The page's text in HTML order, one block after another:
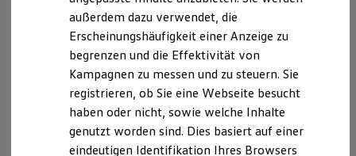
Die ID. Software 6
ID. Software Versionen und Updates
Digitale Extras
Schnittstellen zu Ihrem ID.
Hybridautos
Marke und Erlebnis
Volkswagen R und R Experience
R-Modelle
R Experience
Driving Experience
Volkswagen entdecken
Allgemeine Verbraucherschlichtungsstelle des
Zentrums für Schlichtung e.V.
Straßburger Straße 8
77694 Kehl am Rhein
www.verbraucher-schlichter.de
außerdem dazu verwendet, die
Erscheinungshäufigkeit einer Anzeige zu
begrenzen und die Effektivität von
Kampagnen zu messen und zu steuern. Sie
registrieren, ob Sie eine Webseite besucht
haben oder nicht, sowie welche Inhalte
genutzt worden sind. Dies basiert auf einer
eindeutigen Identifikation Ihres Browsers